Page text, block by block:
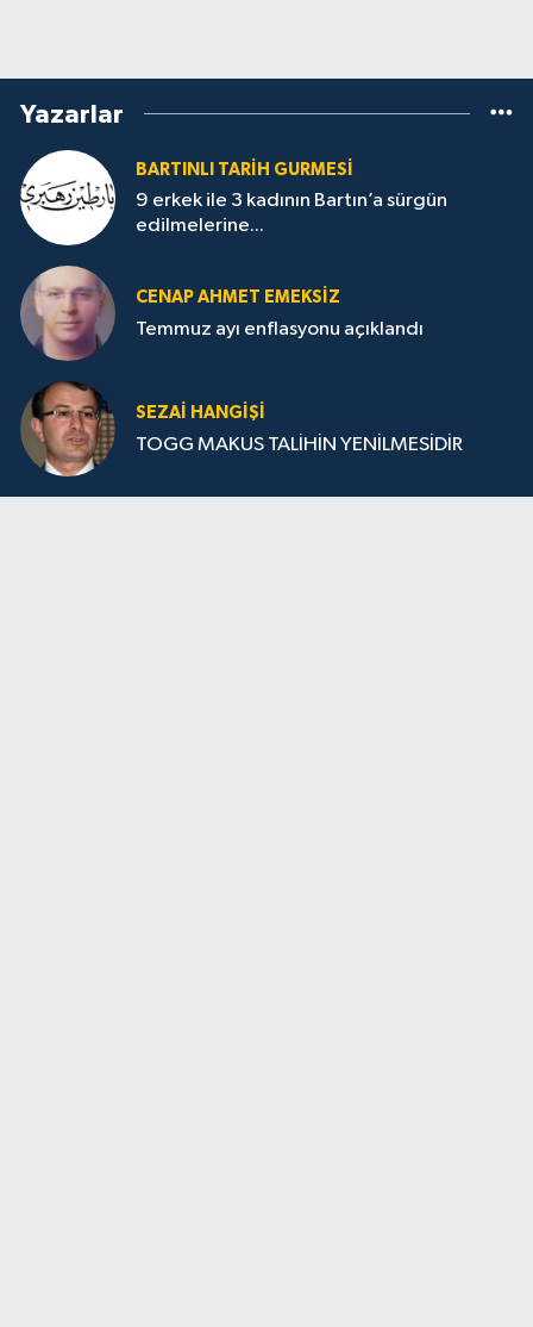
Yazarlar
BARTINLI TARIH GURMESI
9 erkek ile 3 kadının Bartın’a sürgün
edilmelerine...
CENAP AHMET EMEKSİZ
Temmuz ayı enflasyonu açıklandı
SEZAI HANGİŞİ
TOGG MAKUS TALİHİN YENİLMESİDİR